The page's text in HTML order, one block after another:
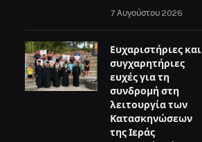
7 Αυγούστου 2026
Ευχαριστήριες και
συγχαρητήριες
ευχές για τη
συνδρομή στη
λειτουργία των
Κατασκηνώσεων
της Ιεράς